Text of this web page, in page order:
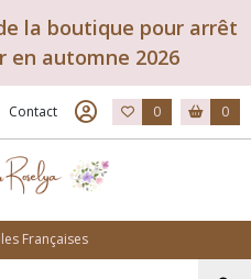
la boutique pour arrêt
automne 2026
Contact 0 0
Françaises